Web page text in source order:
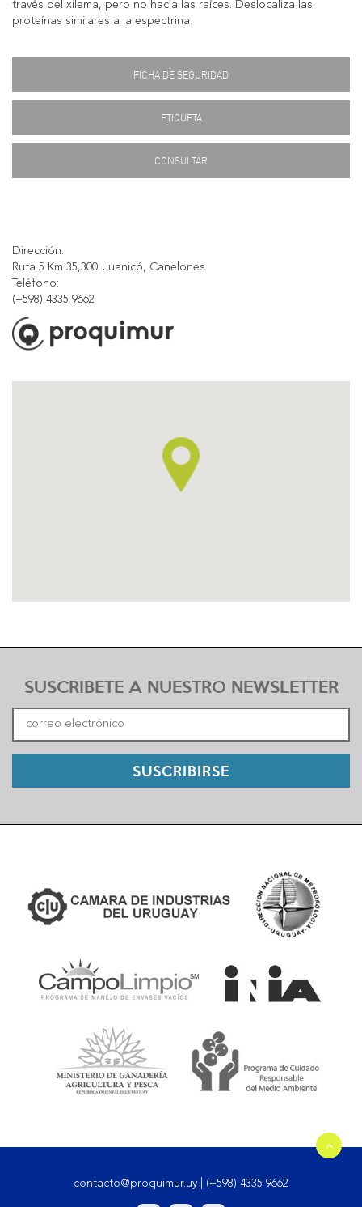
través del xilema, pero no hacia las raíces. Deslocaliza las
proteínas similares a la espectrina.
FICHA DE SEGURIDAD
ETIQUETA
CONSULTAR
Dirección:
Ruta 5 Km 35,300. Juanicó, Canelones
Teléfono:
(+598) 4335 9662
SUSCRIBETE A NUESTRO NEWSLETTER
SUSCRIBIRSE
contacto@proquimur.uy (+598) 4335 9662